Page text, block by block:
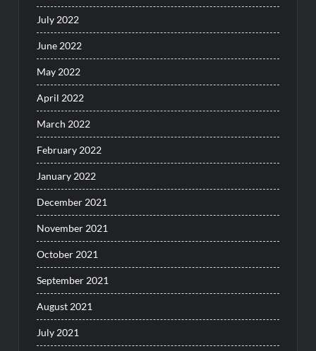
July 2022
June 2022
May 2022
April 2022
March 2022
February 2022
January 2022
December 2021
November 2021
October 2021
September 2021
August 2021
July 2021